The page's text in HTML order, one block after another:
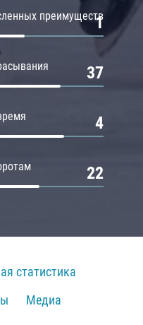
преимуществ
1
37
4
22
статистика
Медиа